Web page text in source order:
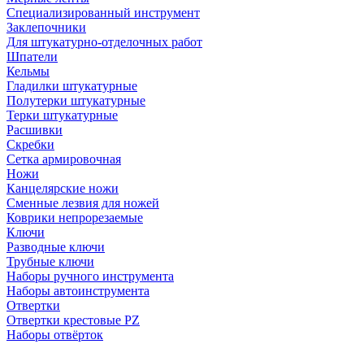
Специализированный инструмент
Заклепочники
Для штукатурно-отделочных работ
Шпатели
Кельмы
Гладилки штукатурные
Полутерки штукатурные
Терки штукатурные
Расшивки
Скребки
Сетка армировочная
Ножи
Канцелярские ножи
Сменные лезвия для ножей
Коврики непрорезаемые
Ключи
Разводные ключи
Трубные ключи
Наборы ручного инструмента
Наборы автоинструмента
Отвертки
Отвертки крестовые PZ
Наборы отвёрток